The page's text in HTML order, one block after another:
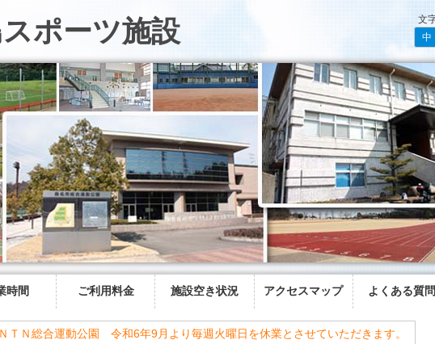
ポーツ施設
文
中
時間 ご利用料金 施設空き状況 アクセスマップ よくある質
ＴＮ総合運動公園 令和6年9月より毎週火曜日を休業とさせていただきます。